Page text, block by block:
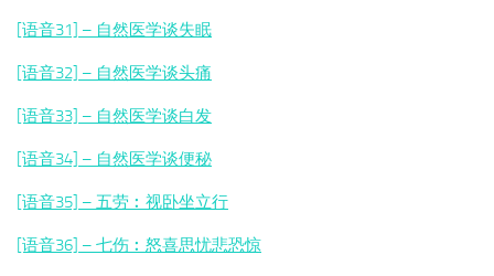
[语音31] – 自然医学谈失眠
[语音32] – 自然医学谈头痛
[语音33] – 自然医学谈白发
[语音34] – 自然医学谈便秘
[语音35] – 五劳︰视卧坐立行
[语音36] – 七伤︰怒喜思忧悲恐惊